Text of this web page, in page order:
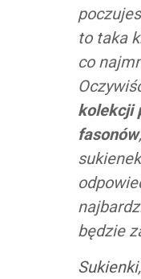
to taka
co
kolekcji
fasonów
będzie
Sukienki